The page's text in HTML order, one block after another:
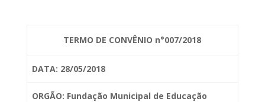
TERMO DE CONVÊNIO n°007/2018
DATA: 28/05/2018
ORGÃO: Fundação Municipal de Educação